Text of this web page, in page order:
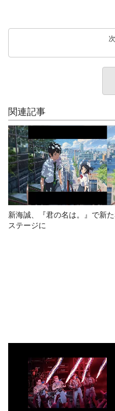
関連記事
新海誠、『君の名は。』で新
ステージに